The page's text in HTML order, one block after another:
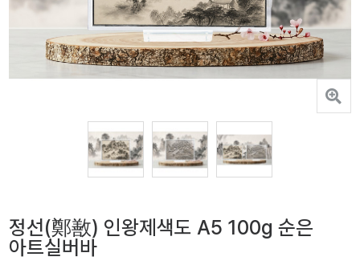
정선(鄭敾) 인왕제색도 A5 100g 순은
아트실버바